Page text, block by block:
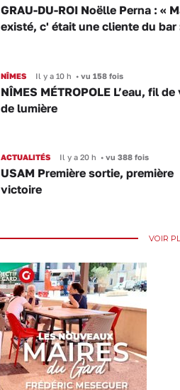
GRAU-DU-ROI Noëlle Perna : «
existé, c' était une cliente du bar
NÎMES Il y a 10 h •vu 158 fois
NÎMES MÉTROPOLE L’eau, fil de
de lumière
ACTUALITÉS Il y a 20 h •vu 388 fois
USAM Première sortie, première
victoire
VOIR